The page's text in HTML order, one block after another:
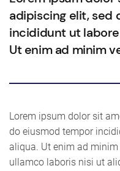
adipiscing elit, sed
incididunt ut
Ut enim ad minim
Lorem ipsum dolor sit
do eiusmod tempor
aliqua. Ut enim ad
ullamco laboris nisi ut